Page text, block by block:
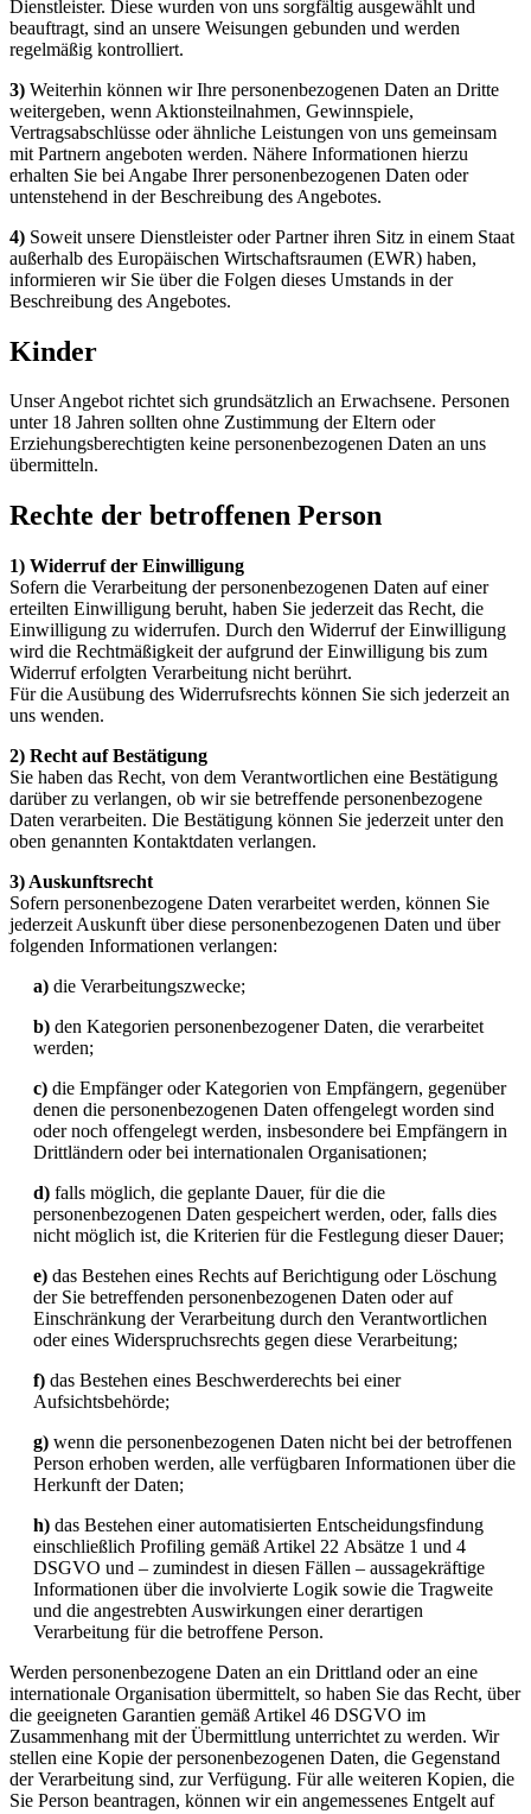
Dienstleister. Diese wurden von uns sorgfältig ausgewählt und
beauftragt, sind an unsere Weisungen gebunden und werden
regelmäßig kontrolliert.
3) Weiterhin können wir Ihre personenbezogenen Daten an Dritte
weitergeben, wenn Aktionsteilnahmen, Gewinnspiele,
Vertragsabschlüsse oder ähnliche Leistungen von uns gemeinsam
mit Partnern angeboten werden. Nähere Informationen hierzu
erhalten Sie bei Angabe Ihrer personenbezogenen Daten oder
untenstehend in der Beschreibung des Angebotes.
4) Soweit unsere Dienstleister oder Partner ihren Sitz in einem Staat
außerhalb des Europäischen Wirtschaftsraumen (EWR) haben,
informieren wir Sie über die Folgen dieses Umstands in der
Beschreibung des Angebotes.
Kinder
Unser Angebot richtet sich grundsätzlich an Erwachsene. Personen
unter 18 Jahren sollten ohne Zustimmung der Eltern oder
Erziehungsberechtigten keine personenbezogenen Daten an uns
übermitteln.
Rechte der betroffenen Person
1) Widerruf der Einwilligung
Sofern die Verarbeitung der personenbezogenen Daten auf einer
erteilten Einwilligung beruht, haben Sie jederzeit das Recht, die
Einwilligung zu widerrufen. Durch den Widerruf der Einwilligung
wird die Rechtmäßigkeit der aufgrund der Einwilligung bis zum
Widerruf erfolgten Verarbeitung nicht berührt.
Für die Ausübung des Widerrufsrechts können Sie sich jederzeit an
uns wenden.
2) Recht auf Bestätigung
Sie haben das Recht, von dem Verantwortlichen eine Bestätigung
darüber zu verlangen, ob wir sie betreffende personenbezogene
Daten verarbeiten. Die Bestätigung können Sie jederzeit unter den
oben genannten Kontaktdaten verlangen.
3) Auskunftsrecht
Sofern personenbezogene Daten verarbeitet werden, können Sie
jederzeit Auskunft über diese personenbezogenen Daten und über
folgenden Informationen verlangen:
a) die Verarbeitungszwecke;
b) den Kategorien personenbezogener Daten, die verarbeitet
werden;
c) die Empfänger oder Kategorien von Empfängern, gegenüber
denen die personenbezogenen Daten offengelegt worden sind
oder noch offengelegt werden, insbesondere bei Empfängern in
Drittländern oder bei internationalen Organisationen;
d) falls möglich, die geplante Dauer, für die die
personenbezogenen Daten gespeichert werden, oder, falls dies
nicht möglich ist, die Kriterien für die Festlegung dieser Dauer;
e) das Bestehen eines Rechts auf Berichtigung oder Löschung
der Sie betreffenden personenbezogenen Daten oder auf
Einschränkung der Verarbeitung durch den Verantwortlichen
oder eines Widerspruchsrechts gegen diese Verarbeitung;
f) das Bestehen eines Beschwerderechts bei einer
Aufsichtsbehörde;
g) wenn die personenbezogenen Daten nicht bei der betroffenen
Person erhoben werden, alle verfügbaren Informationen über die
Herkunft der Daten;
h) das Bestehen einer automatisierten Entscheidungsfindung
einschließlich Profiling gemäß Artikel 22 Absätze 1 und 4
DSGVO und – zumindest in diesen Fällen – aussagekräftige
Informationen über die involvierte Logik sowie die Tragweite
und die angestrebten Auswirkungen einer derartigen
Verarbeitung für die betroffene Person.
Werden personenbezogene Daten an ein Drittland oder an eine
internationale Organisation übermittelt, so haben Sie das Recht, über
die geeigneten Garantien gemäß Artikel 46 DSGVO im
Zusammenhang mit der Übermittlung unterrichtet zu werden. Wir
stellen eine Kopie der personenbezogenen Daten, die Gegenstand
der Verarbeitung sind, zur Verfügung. Für alle weiteren Kopien, die
Sie Person beantragen, können wir ein angemessenes Entgelt auf